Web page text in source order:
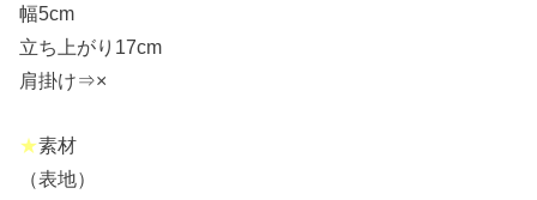
幅5cm
立ち上がり17cm
肩掛け⇒×
★素材
（表地）